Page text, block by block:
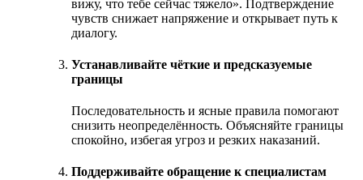
вижу, что тебе сейчас тяжело». Подтверждение
чувств снижает напряжение и открывает путь к
диалогу.
Устанавливайте чёткие и предсказуемые
границы
Последовательность и ясные правила помогают
снизить неопределённость. Объясняйте границы
спокойно, избегая угроз и резких наказаний.
Поддерживайте обращение к специалистам